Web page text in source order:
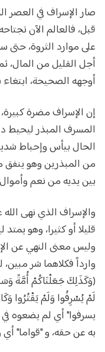
صار الإسراف في العصر
قبل، فالعالم الآن
على موارد الثروة،
أجل القليل من المال،
أوجهه الصحيحة،
إن الإسراف مضرة
المسرف المبذر ليحيط
الحال بيأس وإحباط
من المبذرين وهو ينفق
بين يديه من نعم
والإسراف الذي نهى
قليلا أو كثيرا، وهو
وليس معنى النهي عن
وارداً فكلاهما شر مبين،
يسرفوا" أي لم يضعوه
به عن حقه، و "قواما"